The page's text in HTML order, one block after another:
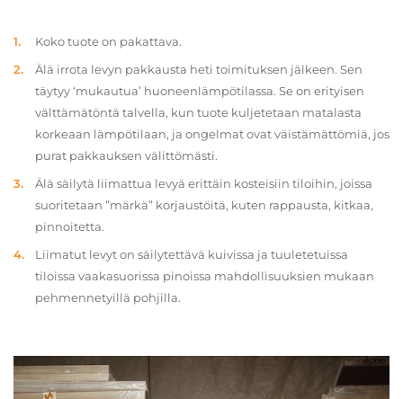
Koko tuote on pakattava.
Älä irrota levyn pakkausta heti toimituksen jälkeen. Sen
täytyy ‘mukautua’ huoneenlämpötilassa. Se on erityisen
välttämätöntä talvella, kun tuote kuljetetaan matalasta
korkeaan lämpötilaan, ja ongelmat ovat väistämättömiä, jos
purat pakkauksen välittömästi.
Älä säilytä liimattua levyä erittäin kosteisiin tiloihin, joissa
suoritetaan ”märkä” korjaustöitä, kuten rappausta, kitkaa,
pinnoitetta.
Liimatut levyt on säilytettävä kuivissa ja tuuletetuissa
tiloissa vaakasuorissa pinoissa mahdollisuuksien mukaan
pehmennetyillä pohjilla.